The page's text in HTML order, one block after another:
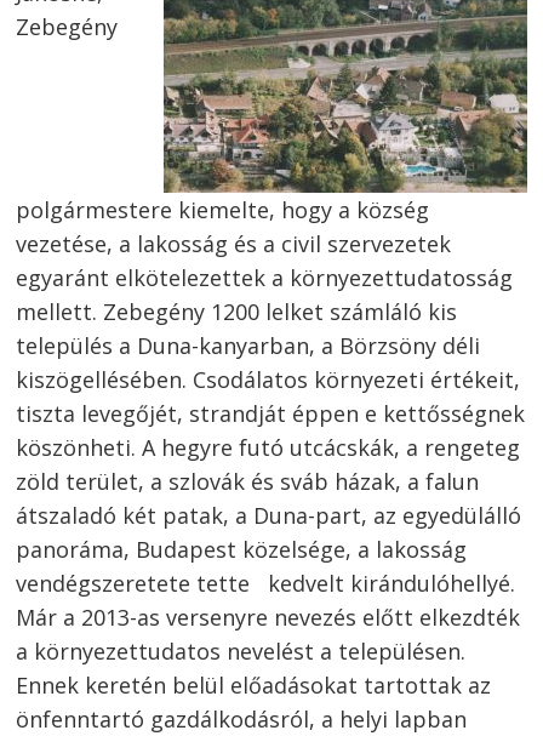
Zebegény
polgármestere kiemelte, hogy a község
vezetése, a lakosság és a civil szervezetek
egyaránt elkötelezettek a környezettudatosság
mellett. Zebegény 1200 lelket számláló kis
település a Duna-kanyarban, a Börzsöny déli
kiszögellésében. Csodálatos környezeti értékeit,
tiszta levegőjét, strandját éppen e kettősségnek
köszönheti. A hegyre futó utcácskák, a rengeteg
zöld terület, a szlovák és sváb házak, a falun
átszaladó két patak, a Duna-part, az egyedülálló
panoráma, Budapest közelsége, a lakosság
vendégszeretete tette kedvelt kirándulóhellyé.
Már a 2013-as versenyre nevezés előtt elkezdték
a környezettudatos nevelést a településen.
Ennek keretén belül előadásokat tartottak az
önfenntartó gazdálkodásról, a helyi lapban